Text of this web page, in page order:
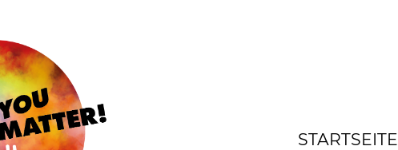
STARTSEITE